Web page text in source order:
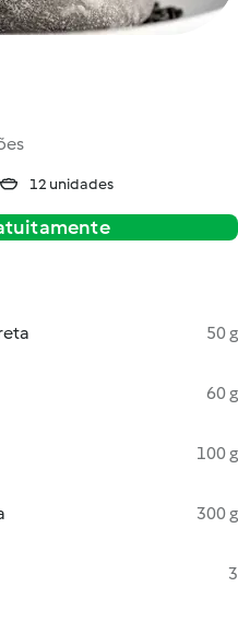
12 unidades
50 g
60 g
100 g
300 g
3